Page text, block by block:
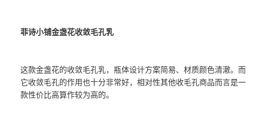
菲诗小铺金盏花收敛毛孔乳
这款金盏花的收敛毛孔乳，瓶体设计方案简易、材质颜色清澈。而
它收敛毛孔的作用也十分非常好，相对性其他收毛孔商品而言是一
款性价比高算作较为高的。